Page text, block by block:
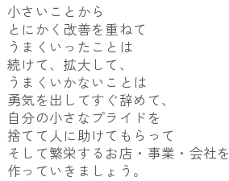
小さいことから
とにかく改善を重ねて
うまくいったことは
続けて、拡大して、
うまくいかないことは
勇気を出してすぐ辞めて、
自分の小さなプライドを
捨てて人に助けてもらって
そして繁栄するお店・事業・会社を
作っていきましょう。